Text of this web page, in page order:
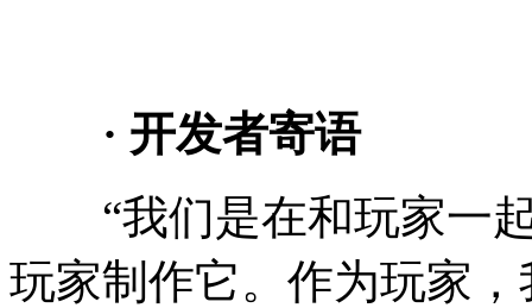
· 开发者寄语
“我们是在和玩家一起
玩家制作它。作为玩家